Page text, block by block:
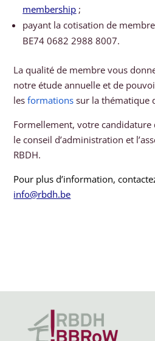
membership ;
payant la cotisation de
BE74 0682 2988 8007.
La qualité de membre vous
notre étude annuelle et de
les formationssur la thématique
Formellement, votre
le conseil d’administration et
RBDH.
Pour plus d’information,
info@rbdh.be